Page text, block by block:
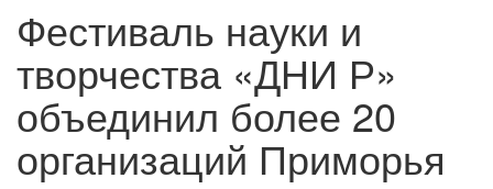
Фестиваль науки и
творчества «ДНИ Р»
объединил более 20
организаций Приморья